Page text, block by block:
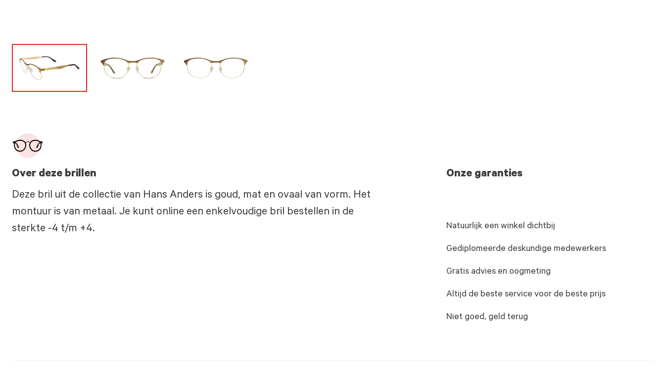
Over deze brillen
Deze bril uit de collectie van Hans Anders is goud, mat en ovaal van vorm. Het
montuur is van metaal. Je kunt online een enkelvoudige bril bestellen in de
sterkte -4 t/m +4.
Onze garanties
Natuurlijk een winkel dichtbij
Gediplomeerde deskundige medewerkers
Gratis advies en oogmeting
Altijd de beste service voor de beste prijs
Niet goed, geld terug